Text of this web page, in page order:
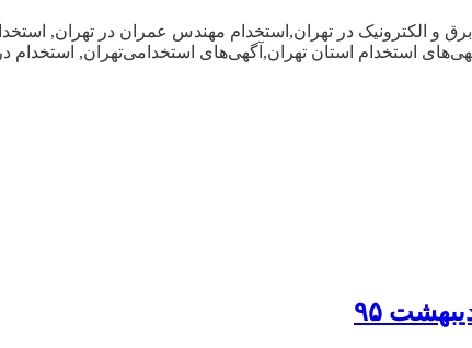
و الکترونیک در تهران,استخدام مهندس عمران در تهران,
استخدام استان تهران,آگهی‌های استخدامی‌تهران,